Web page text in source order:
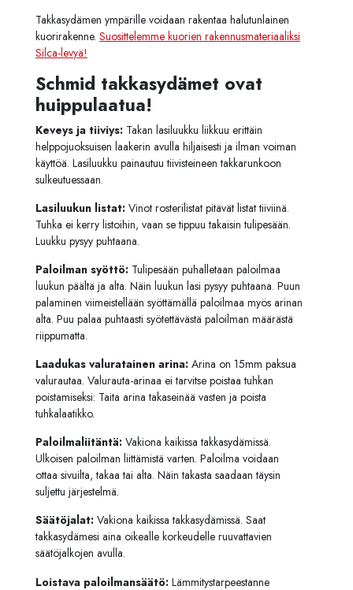
Takkasydämen ympärille voidaan rakentaa halutunlainen
kuorirakenne. Suosittelemme kuorien rakennusmateriaaliksi
Silca-levyä!
Schmid takkasydämet ovat
huippulaatua!
Keveys ja tiiviys: Takan lasiluukku liikkuu erittäin
helppojuoksuisen laakerin avulla hiljaisesti ja ilman voiman
käyttöä. Lasiluukku painautuu tiivisteineen takkarunkoon
sulkeutuessaan.
Lasiluukun listat: Vinot rosterilistat pitävät listat tiiviinä.
Tuhka ei kerry listoihin, vaan se tippuu takaisin tulipesään.
Luukku pysyy puhtaana.
Paloilman syöttö: Tulipesään puhalletaan paloilmaa
luukun päältä ja alta. Näin luukun lasi pysyy puhtaana. Puun
palaminen viimeistellään syöttämällä paloilmaa myös arinan
alta. Puu palaa puhtaasti syötettävästä paloilman määrästä
riippumatta.
Laadukas valuratainen arina: Arina on 15mm paksua
valurautaa. Valurauta-arinaa ei tarvitse poistaa tuhkan
poistamiseksi: Taita arina takaseinää vasten ja poista
tuhkalaatikko.
Paloilmaliitäntä: Vakiona kaikissa takkasydämissä.
Ulkoisen paloilman liittämistä varten. Paloilma voidaan
ottaa sivuilta, takaa tai alta. Näin takasta saadaan täysin
suljettu järjestelmä.
Säätöjalat: Vakiona kaikissa takkasydämissä. Saat
takkasydämesi aina oikealle korkeudelle ruuvattavien
säätöjalkojen avulla.
Loistava paloilmansäätö: Lämmitystarpeestanne